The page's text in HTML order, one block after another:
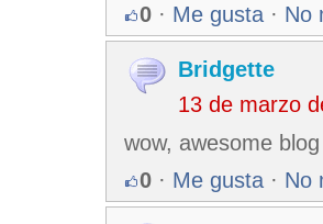
0 · Me gusta · No
Bridgette
13 de marzo
wow, awesome
0 · Me gusta · No